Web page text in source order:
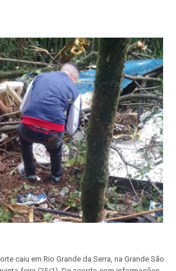
caiu em Rio Grande da Serra, na Grande São